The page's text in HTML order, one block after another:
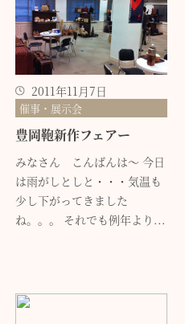
2011年11月7日
催事・展示会
豊岡鞄新作フェアー
みなさん こんばんは～ 今日
は雨がしとしと・・・気温も
少し下がってきました
ね。。。 それでも例年より...